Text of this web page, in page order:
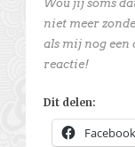
Wou jij soms
niet meer
als mij nog een
reactie!
Dit delen:
Facebook